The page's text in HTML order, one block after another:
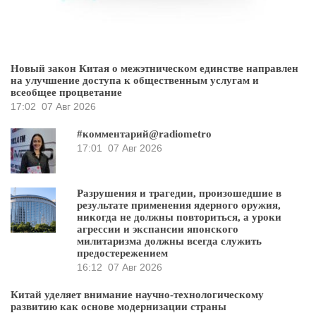
Новый закон Китая о межэтническом единстве направлен
на улучшение доступа к общественным услугам и
всеобщее процветание
17:02 07 Авг 2026
#комментарий@radiometro
17:01
07 Авг 2026
Разрушения и трагедии, произошедшие в
результате применения ядерного оружия,
никогда не должны повториться, а уроки
агрессии и экспансии японского
милитаризма должны всегда служить
предостережением
16:12 07 Авг 2026
Китай уделяет внимание научно-технологическому
развитию как основе модернизации страны